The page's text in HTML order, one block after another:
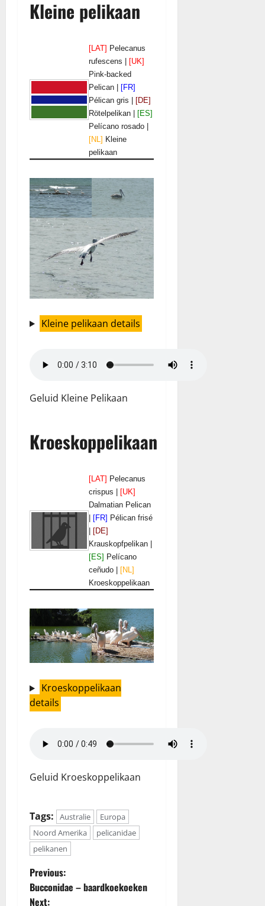
Kleine pelikaan
[LAT] Pelecanus
rufescens |
[UK]
Pink-backed
Pelican |
[FR]
Pélican gris |
[DE]
Rötelpelikan |
[ES]
Pelícano rosado |
[NL] Kleine
pelikaan
Kleine pelikaan details
Geluid Kleine Pelikaan
Kroeskoppelikaan
[LAT] Pelecanus
crispus |
[UK]
Dalmatian Pelican
[FR] Pélican frisé
[DE]
Krauskopfpelikan |
[ES] Pelícano
ceñudo |
[NL]
Kroeskoppelikaan
Kroeskoppelikaan
details
Geluid Kroeskoppelikaan
Tags: Australie
Europa
Noord Amerika
pelicanidae
pelikanen
P
Previous:
Bucconidae – baardkoekoeken
Next: